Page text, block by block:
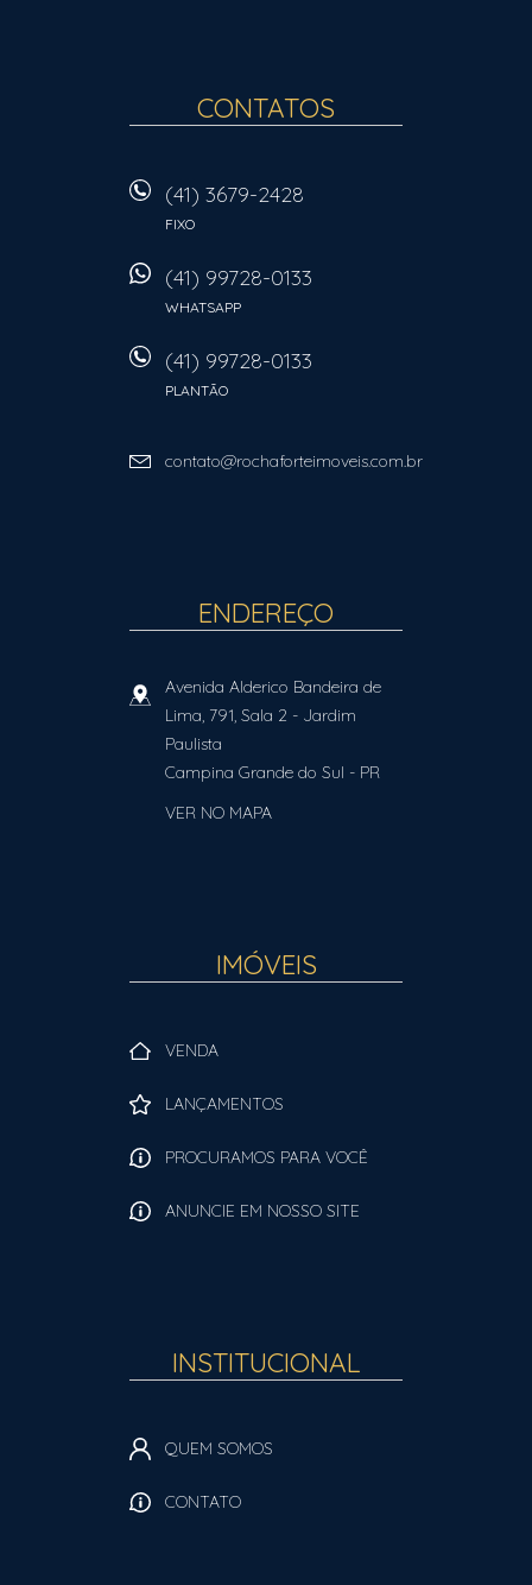
CONTATOS
(41) 3679-2428
FIXO
(41) 99728-0133
WHATSAPP
(41) 99728-0133
PLANTÃO
contato@rochaforteimoveis.com.br
ENDEREÇO
Avenida Alderico Bandeira de
Lima, 791, Sala 2 - Jardim
Paulista
Campina Grande do Sul - PR
VER NO MAPA
IMÓVEIS
VENDA
LANÇAMENTOS
PROCURAMOS PARA VOCÊ
ANUNCIE EM NOSSO SITE
INSTITUCIONAL
QUEM SOMOS
CONTATO